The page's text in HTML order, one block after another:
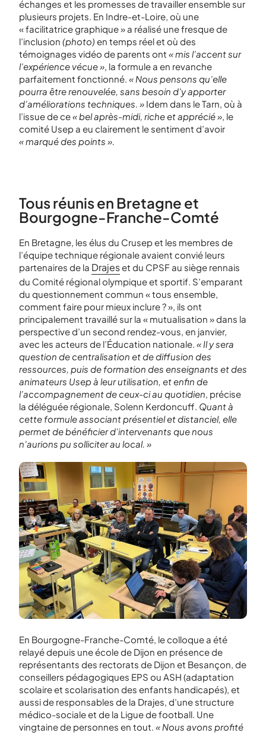
échanges et les promesses de travailler ensemble sur
plusieurs projets. En Indre-et-Loire, où une
« facilitatrice graphique » a réalisé une fresque de
l’inclusion (photo) en temps réel et où des
témoignages vidéo de parents ont « mis l’accent sur
l’expérience vécue », la formule a en revanche
parfaitement fonctionné. « Nous pensons qu’elle
pourra être renouvelée, sans besoin d’y apporter
d’améliorations techniques. » Idem dans le Tarn, où à
l’issue de ce« bel après-midi, riche et apprécié », le
comité Usep a eu clairement le sentiment d’avoir
« marqué des points ».
Tous réunis en Bretagne et
Bourgogne-Franche-Comté
En Bretagne, les élus du Crusep et les membres de
l’équipe technique régionale avaient convié leurs
partenaires de la Drajeset du CPSF au siège rennais
du Comité régional olympique et sportif. S’emparant
du questionnement commun « tous ensemble,
comment faire pour mieux inclure ? », ils ont
principalement travaillé sur la « mutualisation » dans la
perspective d’un second rendez-vous, en janvier,
avec les acteurs de l’Éducation nationale. « Il y sera
question de centralisation et de diffusion des
ressources, puis de formation des enseignants et des
animateurs Usep à leur utilisation, et enfin de
l’accompagnement de ceux-ci au quotidien, précise
la déléguée régionale, Solenn Kerdoncuff. Quant à
cette formule associant présentiel et distanciel, elle
permet de bénéficier d’intervenants que nous
n’aurions pu solliciter au local. »
En Bourgogne-Franche-Comté, le colloque a été
relayé depuis une école de Dijon en présence de
représentants des rectorats de Dijon et Besançon, de
conseillers pédagogiques EPS ou ASH (adaptation
scolaire et scolarisation des enfants handicapés), et
aussi de responsables de la Drajes, d’une structure
médico-sociale et de la Ligue de football. Une
vingtaine de personnes en tout. « Nous avons profité